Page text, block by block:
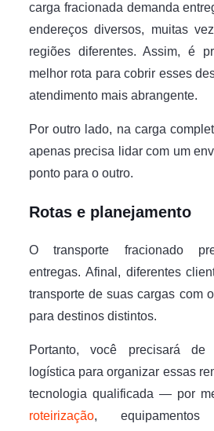
carga fracionada demanda
endereços diversos, muitas
regiões diferentes. Assim, é
melhor rota para cobrir esses
atendimento mais abrangente.
Por outro lado, na carga
apenas precisa lidar com um
ponto para o outro.
Rotas e planejamento
O transporte fracionado
entregas. Afinal, diferentes
transporte de suas cargas com
para destinos distintos.
Portanto, você precisará
logística para organizar essas
tecnologia qualificada — por
roteirização,